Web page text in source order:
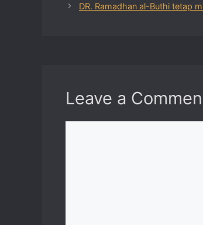
DR. Ramadhan al-Buthi tetap
Leave a